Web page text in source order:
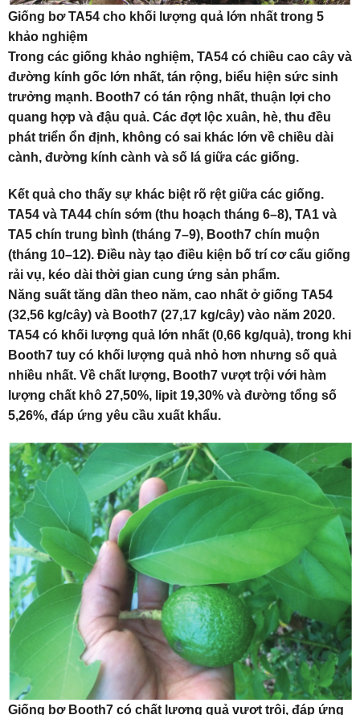
Giống bơ TA54 cho khối lượng quả lớn nhất trong 5
khảo nghiệm
Trong các giống khảo nghiệm, TA54 có chiều cao cây và
đường kính gốc lớn nhất, tán rộng, biểu hiện sức sinh
trưởng mạnh. Booth7 có tán rộng nhất, thuận lợi cho
quang hợp và đậu quả. Các đợt lộc xuân, hè, thu đều
phát triển ổn định, không có sai khác lớn về chiều dài
cành, đường kính cành và số lá giữa các giống.
Kết quả cho thấy sự khác biệt rõ rệt giữa các giống.
TA54 và TA44 chín sớm (thu hoạch tháng 6–8), TA1 và
TA5 chín trung bình (tháng 7–9), Booth7 chín muộn
(tháng 10–12). Điều này tạo điều kiện bố trí cơ cấu giống
rải vụ, kéo dài thời gian cung ứng sản phẩm.
Năng suất tăng dần theo năm, cao nhất ở giống TA54
(32,56 kg/cây) và Booth7 (27,17 kg/cây) vào năm 2020.
TA54 có khối lượng quả lớn nhất (0,66 kg/quả), trong khi
Booth7 tuy có khối lượng quả nhỏ hơn nhưng số quả
nhiều nhất. Về chất lượng, Booth7 vượt trội với hàm
lượng chất khô 27,50%, lipit 19,30% và đường tổng số
5,26%, đáp ứng yêu cầu xuất khẩu.
Giống bơ Booth7 có chất lượng quả vượt trội, đáp ứng